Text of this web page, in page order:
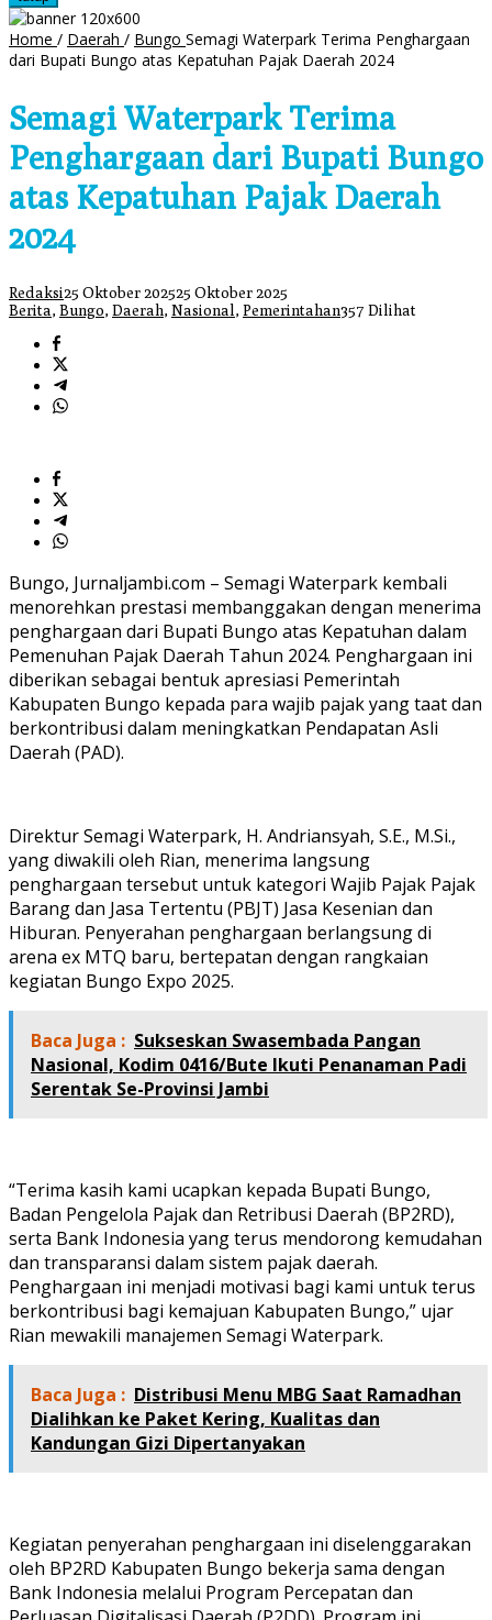
Home / Daerah / Bungo Semagi Waterpark Terima Penghargaan
dari Bupati Bungo atas Kepatuhan Pajak Daerah 2024
Semagi Waterpark Terima
Penghargaan dari Bupati Bungo
atas Kepatuhan Pajak Daerah
2024
Redaksi25 Oktober 202525 Oktober 2025
Berita, Bungo, Daerah, Nasional , Pemerintahan357 Dilihat
Bungo, Jurnaljambi.com – Semagi Waterpark kembali
menorehkan prestasi membanggakan dengan menerima
penghargaan dari Bupati Bungo atas Kepatuhan dalam
Pemenuhan Pajak Daerah Tahun 2024. Penghargaan ini
diberikan sebagai bentuk apresiasi Pemerintah
Kabupaten Bungo kepada para wajib pajak yang taat dan
berkontribusi dalam meningkatkan Pendapatan Asli
Daerah (PAD).
Direktur Semagi Waterpark, H. Andriansyah, S.E., M.Si.,
yang diwakili oleh Rian, menerima langsung
penghargaan tersebut untuk kategori Wajib Pajak Pajak
Barang dan Jasa Tertentu (PBJT) Jasa Kesenian dan
Hiburan. Penyerahan penghargaan berlangsung di
arena ex MTQ baru, bertepatan dengan rangkaian
kegiatan Bungo Expo 2025.
Baca Juga : Sukseskan Swasembada Pangan
Nasional, Kodim 0416/Bute Ikuti Penanaman Padi
Serentak Se-Provinsi Jambi
“Terima kasih kami ucapkan kepada Bupati Bungo,
Badan Pengelola Pajak dan Retribusi Daerah (BP2RD),
serta Bank Indonesia yang terus mendorong kemudahan
dan transparansi dalam sistem pajak daerah.
Penghargaan ini menjadi motivasi bagi kami untuk terus
berkontribusi bagi kemajuan Kabupaten Bungo,” ujar
Rian mewakili manajemen Semagi Waterpark.
Baca Juga : Distribusi Menu MBG Saat Ramadhan
Dialihkan ke Paket Kering, Kualitas dan
Kandungan Gizi Dipertanyakan
Kegiatan penyerahan penghargaan ini diselenggarakan
oleh BP2RD Kabupaten Bungo bekerja sama dengan
Bank Indonesia melalui Program Percepatan dan